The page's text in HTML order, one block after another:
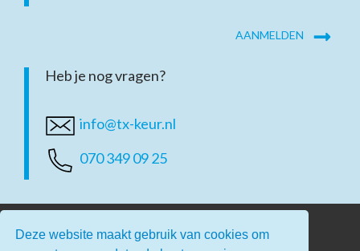
Deze website maakt gebruik van cookies om
Heb je nog vragen?
info@tx-keur.nl
070 349 09 25